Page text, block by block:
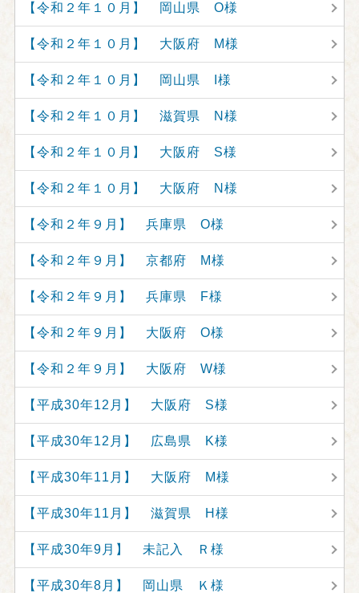
【令和２年１０月】 岡山県 O様
【令和２年１０月】 大阪府 M様
【令和２年１０月】 岡山県 I様
【令和２年１０月】 滋賀県 N様
【令和２年１０月】 大阪府 S様
【令和２年１０月】 大阪府 N様
【令和２年９月】 兵庫県 O様
【令和２年９月】 京都府 M様
【令和２年９月】 兵庫県 F様
【令和２年９月】 大阪府 O様
【令和２年９月】 大阪府 W様
【平成30年12月】 大阪府 S様
【平成30年12月】 広島県 K様
【平成30年11月】 大阪府 M様
【平成30年11月】 滋賀県 H様
【平成30年9月】 未記入 Ｒ様
【平成30年8月】 岡山県 Ｋ様